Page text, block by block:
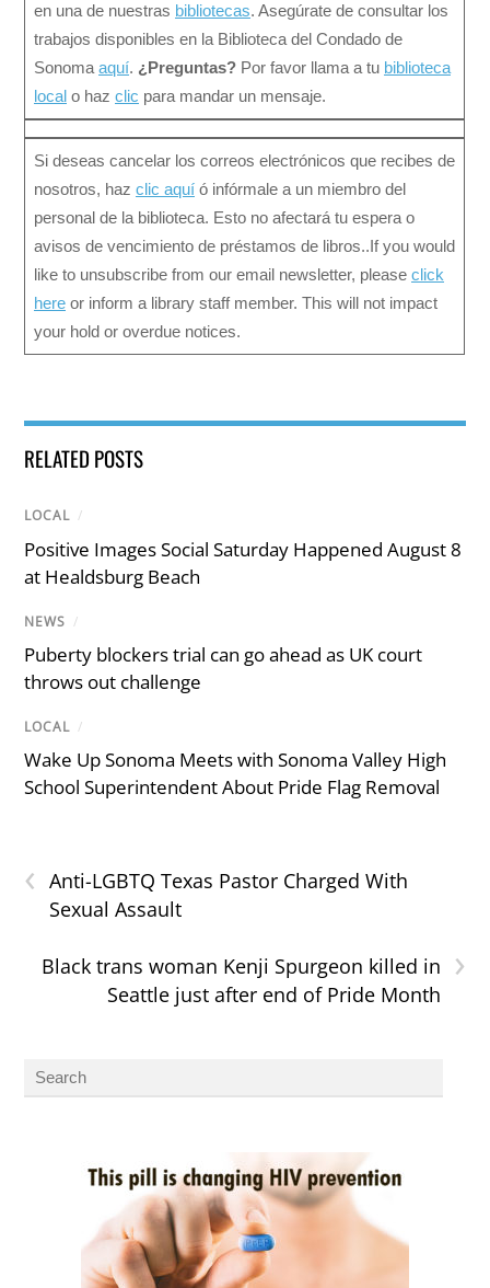
en una de nuestras bibliotecas. Asegúrate de consultar los
trabajos disponibles en la Biblioteca del Condado de
Sonoma aquí. ¿Preguntas? Por favor llama a tu biblioteca
local o haz clic para mandar un mensaje.
Si deseas cancelar los correos electrónicos que recibes de
nosotros, haz clic aquí ó infórmale a un miembro del
personal de la biblioteca. Esto no afectará tu espera o
avisos de vencimiento de préstamos de libros..If you would
like to unsubscribe from our email newsletter, please click
here or inform a library staff member. This will not impact
your hold or overdue notices.
RELATED POSTS
LOCAL /
Positive Images Social Saturday Happened August 8
at Healdsburg Beach
NEWS /
Puberty blockers trial can go ahead as UK court
throws out challenge
LOCAL /
Wake Up Sonoma Meets with Sonoma Valley High
School Superintendent About Pride Flag Removal
‹
Anti-LGBTQ Texas Pastor Charged With
Sexual Assault
›
Black trans woman Kenji Spurgeon killed in
Seattle just after end of Pride Month